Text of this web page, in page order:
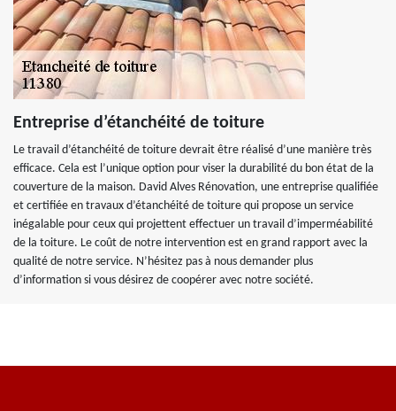
Entreprise d’étanchéité de toiture
Le travail d’étanchéité de toiture devrait être réalisé d’une manière très
efficace. Cela est l’unique option pour viser la durabilité du bon état de la
couverture de la maison. David Alves Rénovation, une entreprise qualifiée
et certifiée en travaux d’étanchéité de toiture qui propose un service
inégalable pour ceux qui projettent effectuer un travail d’imperméabilité
de la toiture. Le coût de notre intervention est en grand rapport avec la
qualité de notre service. N’hésitez pas à nous demander plus
d’information si vous désirez de coopérer avec notre société.